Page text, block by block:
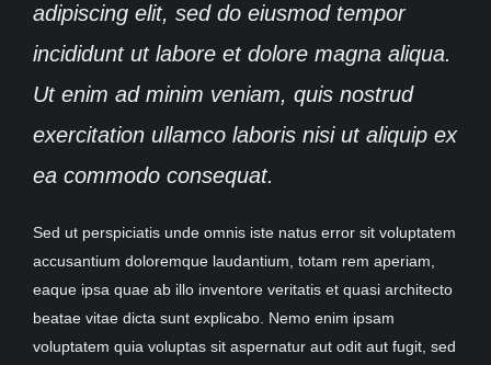
adipiscing elit, sed do eiusmod tempor
incididunt ut labore et dolore magna aliqua.
Ut enim ad minim veniam, quis nostrud
exercitation ullamco laboris nisi ut aliquip ex
ea commodo consequat.
Sed ut perspiciatis unde omnis iste natus error sit voluptatem
accusantium doloremque laudantium, totam rem aperiam,
eaque ipsa quae ab illo inventore veritatis et quasi architecto
beatae vitae dicta sunt explicabo. Nemo enim ipsam
voluptatem quia voluptas sit aspernatur aut odit aut fugit, sed